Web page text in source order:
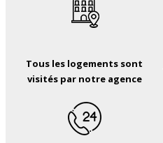
Tous les logements sont
visités par notre agence